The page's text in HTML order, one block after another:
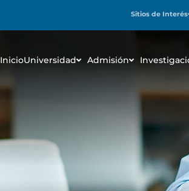
Sitios de Interés
InicioUniversidad Admisión